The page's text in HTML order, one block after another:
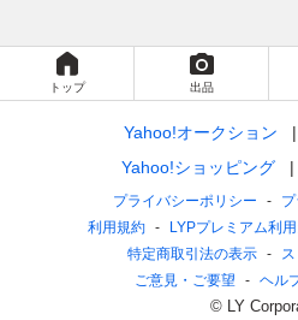
トップ 出品
Yahoo!オークション
Yahoo!ショッピング
プライバシーポリシー
利用規約
LYPプレミアム利
特定商取引法の表示
ご意見・ご要望
ヘル
© LY